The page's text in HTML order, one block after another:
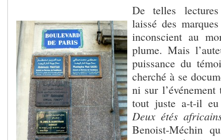
De telles
laissé des
inconscient au
plume. Mais
puissance du
cherché à se
ni sur
tout juste a-t-il
Deux étés
Benoist-Méchin